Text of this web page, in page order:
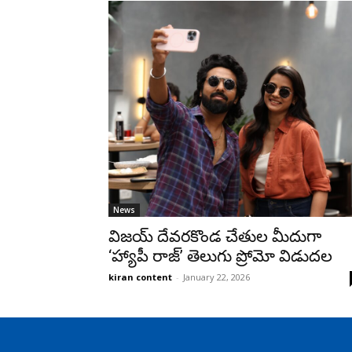
News
విజయ్ దేవరకొండ చేతుల మీదుగా
‘హ్యాపీ రాజ్’ తెలుగు ప్రోమో విడుదల
kiran content - January 22, 2026